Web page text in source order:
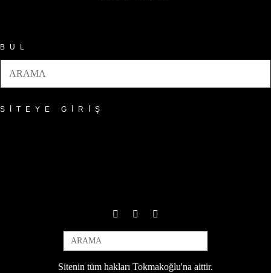
BUL
SITEYE GIRIŞ
Sitenin tüm hakları Tokmakoğlu'na aittir.